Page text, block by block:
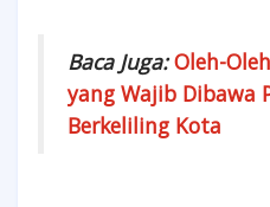
Baca Juga:Oleh-
yang Wajib Dibawa
Berkeliling Kota